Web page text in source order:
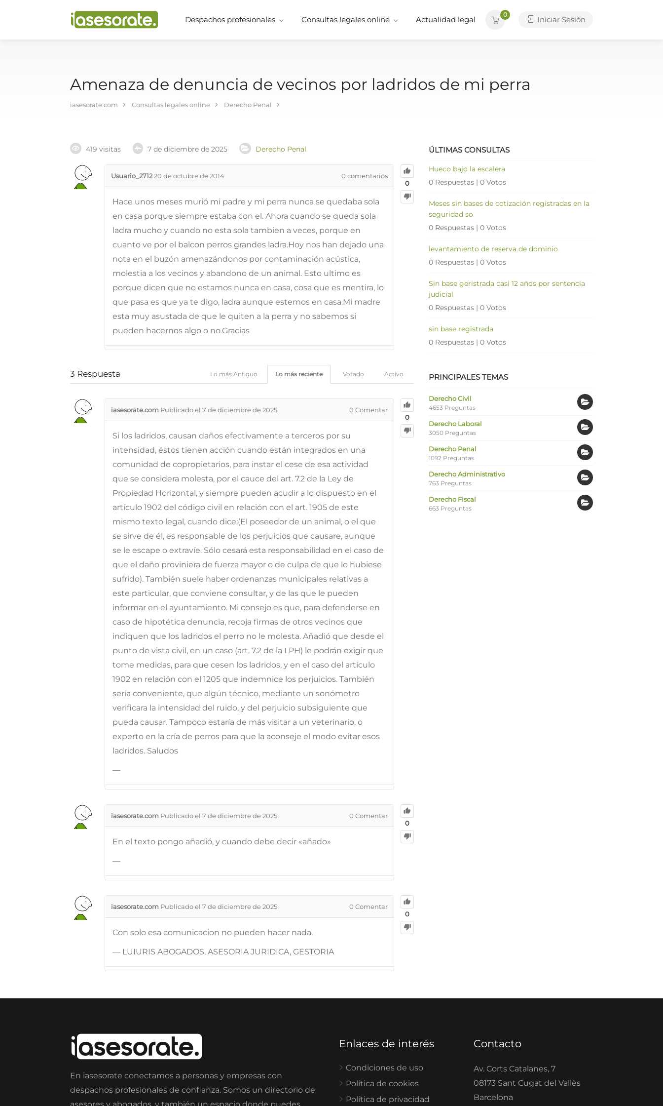
Despachos profesionales Consultas legales online Actualidad legal
0
Iniciar Sesión
Amenaza de denuncia de vecinos por ladridos de mi perra
iasesorate.com Consultas legales online Derecho Penal
419 visitas 7 de diciembre de 2025 Derecho Penal
0
Usuario_271220 de octubre de 2014 0 comentarios
Hace unos meses murió mi padre y mi perra nunca se quedaba sola
en casa porque siempre estaba con el. Ahora cuando se queda sola
ladra mucho y cuando no esta sola tambien a veces, porque en
cuanto ve por el balcon perros grandes ladra.Hoy nos han dejado una
nota en el buzón amenazándonos por contaminación acústica,
molestia a los vecinos y abandono de un animal. Esto ultimo es
porque dicen que no estamos nunca en casa, cosa que es mentira, lo
que pasa es que ya te digo, ladra aunque estemos en casa.Mi madre
esta muy asustada de que le quiten a la perra y no sabemos si
pueden hacernos algo o no.Gracias
3 Respuesta Activo
Votado
Lo más reciente
Lo más Antiguo
0
iasesorate.com Publicado el 7 de diciembre de 2025 0 Comentar
Si los ladridos, causan daños efectivamente a terceros por su
intensidad, éstos tienen acción cuando están integrados en una
comunidad de copropietarios, para instar el cese de esa actividad
que se considera molesta, por el cauce del art. 7.2 de la Ley de
Propiedad Horizontal, y siempre pueden acudir a lo dispuesto en el
artículo 1902 del código civil en relación con el art. 1905 de este
mismo texto legal, cuando dice:(El poseedor de un animal, o el que
se sirve de él, es responsable de los perjuicios que causare, aunque
se le escape o extravíe. Sólo cesará esta responsabilidad en el caso de
que el daño proviniera de fuerza mayor o de culpa de que lo hubiese
sufrido). También suele haber ordenanzas municipales relativas a
este particular, que conviene consultar, y de las que le pueden
informar en el ayuntamiento. Mi consejo es que, para defenderse en
caso de hipotética denuncia, recoja firmas de otros vecinos que
indiquen que los ladridos el perro no le molesta. Añadió que desde el
punto de vista civil, en un caso (art. 7.2 de la LPH) le podrán exigir que
tome medidas, para que cesen los ladridos, y en el caso del artículo
1902 en relación con el 1205 que indemnice los perjuicios. También
sería conveniente, que algún técnico, mediante un sonómetro
verificara la intensidad del ruido, y del perjuicio subsiguiente que
pueda causar. Tampoco estaría de más visitar a un veterinario, o
experto en la cría de perros para que la aconseje el modo evitar esos
ladridos. Saludos
—
0
iasesorate.com Publicado el 7 de diciembre de 2025 0 Comentar
En el texto pongo añadió, y cuando debe decir «añado»
—
0
iasesorate.com Publicado el 7 de diciembre de 2025 0 Comentar
Con solo esa comunicacion no pueden hacer nada.
— LUIURIS ABOGADOS, ASESORIA JURIDICA, GESTORIA
ÚLTIMAS CONSULTAS
Hueco bajo la escalera
0 Respuestas | 0 Votos
Meses sin bases de cotización registradas en la
seguridad so
0 Respuestas | 0 Votos
levantamiento de reserva de dominio
0 Respuestas | 0 Votos
Sin base geristrada casi 12 años por sentencia
judicial
0 Respuestas | 0 Votos
sin base registrada
0 Respuestas | 0 Votos
PRINCIPALES TEMAS
Derecho Civil
4653 Preguntas
Derecho Laboral
3050 Preguntas
Derecho Penal
1092 Preguntas
Derecho Administrativo
763 Preguntas
Derecho Fiscal
663 Preguntas
En iasesorate conectamos a personas y empresas con
despachos profesionales de confianza. Somos un directorio de
Enlaces de interés
Condiciones de uso
Política de cookies
Política de privacidad
Contacto
Av. Corts Catalanes, 7
08173 Sant Cugat del Vallès
Barcelona